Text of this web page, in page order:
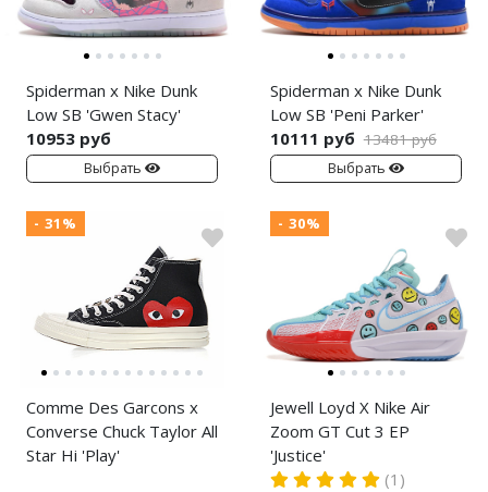
Spiderman x Nike Dunk
Low SB 'Gwen Stacy'
10953 руб
Выбрать
Spiderman x Nike Dunk
Low SB 'Peni Parker'
10111 руб 13481 руб
Выбрать
- 31%
Comme Des Garcons x
Converse Chuck Taylor All
Star Hi 'Play'
- 30%
Jewell Loyd X Nike Air
Zoom GT Cut 3 EP
'Justice'
(1)